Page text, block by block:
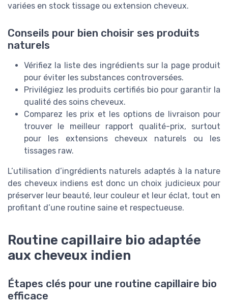
variées en stock tissage ou extension cheveux.
Conseils pour bien choisir ses produits
naturels
Vérifiez la liste des ingrédients sur la page produit
pour éviter les substances controversées.
Privilégiez les produits certifiés bio pour garantir la
qualité des soins cheveux.
Comparez les prix et les options de livraison pour
trouver le meilleur rapport qualité-prix, surtout
pour les extensions cheveux naturels ou les
tissages raw.
L’utilisation d’ingrédients naturels adaptés à la nature
des cheveux indiens est donc un choix judicieux pour
préserver leur beauté, leur couleur et leur éclat, tout en
profitant d’une routine saine et respectueuse.
Routine capillaire bio adaptée
aux cheveux indien
Étapes clés pour une routine capillaire bio
efficace